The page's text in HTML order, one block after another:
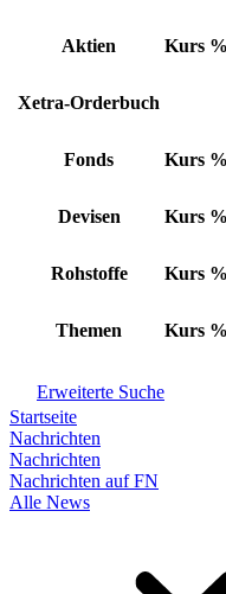
Aktien Kurs %
Xetra-Orderbuch
Fonds Kurs %
Devisen Kurs %
Rohstoffe Kurs %
Themen Kurs %
Erweiterte Suche
Startseite
Nachrichten
Nachrichten
Nachrichten auf FN
Alle News